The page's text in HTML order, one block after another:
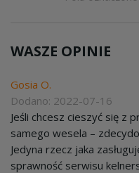
WASZE OPINIE
Gosia O.
Dodano: 2022-07-16
Jeśli chcesz cieszyć się z
samego wesela –
Jedyna rzecz jaka
sprawność serwisu